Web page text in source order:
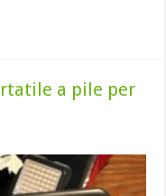
a pile per